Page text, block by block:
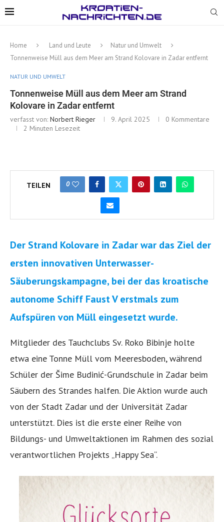
Home Land und Leute
Natur und Umwelt
Tonnenweise Müll aus dem Meer am Strand Kolovare in Zadar entfernt
NATUR UND UMWELT
Tonnenweise Müll aus dem Meer am Strand
Kolovare in Zadar entfernt
verfasst von: Norbert Rieger 9. April 2025
0 Kommentare
2 Minuten Lesezeit
TEILEN 0
Der Strand Kolovare in Zadar war das Ziel der
ersten innovativen Unterwasser-
Säuberungskampagne, bei der das kroatische
autonome Schiff Faust V erstmals zum
Aufspüren von Müll eingesetzt wurde.
Mitglieder des Tauchclubs Sv. Roko Bibinje holte
etwa eine Tonne Müll vom Meeresboden, während
Schüler der Šime Budinić-Grundschule in Zadar beim
Säubern des Strandes halfen. Die Aktion wurde auch
von der Stadt Zadar und der Universität Zadar
unterstützt. Dies ist die erste einer Reihe von
Bildungs- und Umweltaktionen im Rahmen des sozial
verantwortlichen Projekts „Happy Sea“.